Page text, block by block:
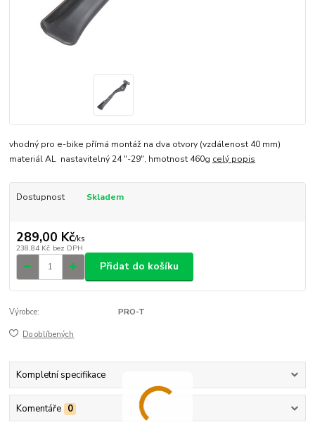
vhodný pro e-bike přímá montáž na dva otvory (vzdálenost 40 mm)
materiál AL nastavitelný 24 "-29", hmotnost 460g celý popis
Dostupnost Skladem
289,00 Kč/ks
238,84 Kč bez DPH
Přidat do košíku
Výrobce: PRO-T
Do oblíbených
Kompletní specifikace
Komentáře 0